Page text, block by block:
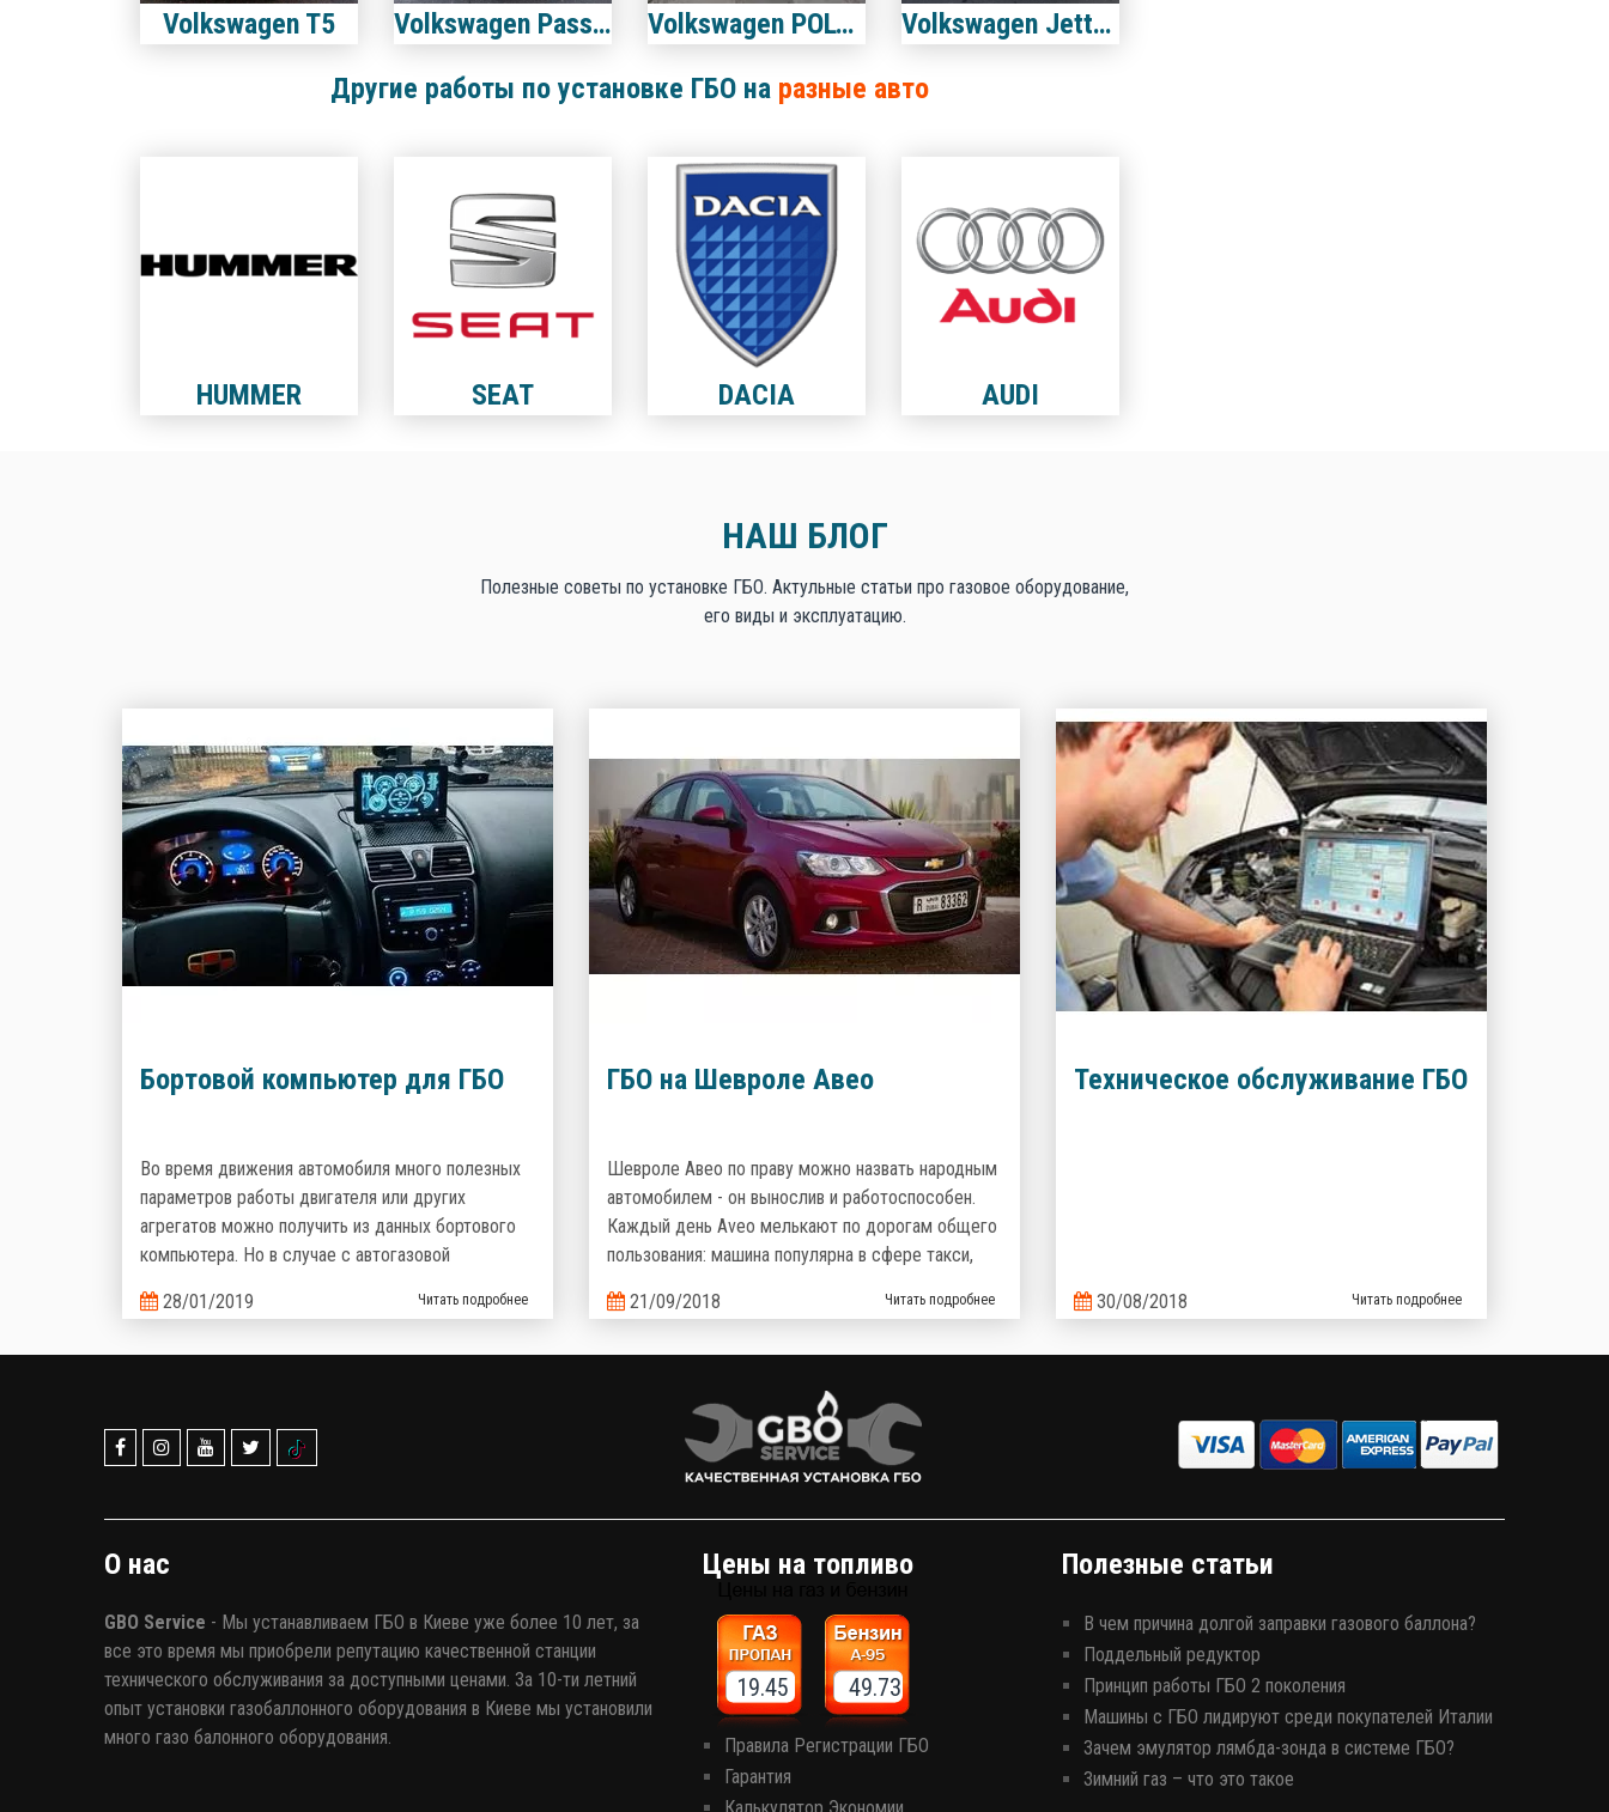
Volkswagen T5 Volkswagen Passat B7 2.5 Volkswagen POLO 1.6
Volkswagen Jetta 2.5 USA
Другие работы по установке ГБО на разные авто
HUMMER SEAT DACIA AUDI
НАШ БЛОГ
Полезные советы по установке ГБО. Актульные статьи про газовое оборудование,
его виды и эксплуатацию.
Бортовой компьютер для ГБО
Во время движения автомобиля много полезных
параметров работы двигателя или других
агрегатов можно получить из данных бортового
компьютера. Но в случае с автогазовой
информацию о работе автогазовой системы.
28/01/2019 Читать подробнее
ГБО на Шевроле Авео
Шевроле Авео по праву можно назвать народным
автомобилем - он вынослив и работоспособен.
Каждый день Aveo мелькают по дорогам общего
пользования: машина популярна в сфере такси,
семейный надежный и неприхотливый
комплект газобаллонного оборудования, которое
сэкономит кучу денег на топливе!
21/09/2018 Читать подробнее
Техническое обслуживание ГБО
30/08/2018 Читать подробнее
О нас
GBO Service - Мы устанавливаем ГБО в Киеве уже более 10 лет, за
все это время мы приобрели репутацию качественной станции
технического обслуживания за доступными ценами. За 10-ти летний
опыт установки газобаллонного оборудования в Киеве мы установили
много газо балонного оборудования.
Цены на топливо
19.45 49.73
Правила Регистрации ГБО
Гарантия
Полезные статьи
В чем причина долгой заправки газового баллона?
Поддельный редуктор
Принцип работы ГБО 2 поколения
Машины с ГБО лидируют среди покупателей Италии
Зачем эмулятор лямбда-зонда в системе ГБО?
Зимний газ – что это такое